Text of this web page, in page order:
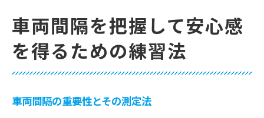
車両間隔を把握して安心感
を得るための練習法
車両間隔の重要性とその測定法